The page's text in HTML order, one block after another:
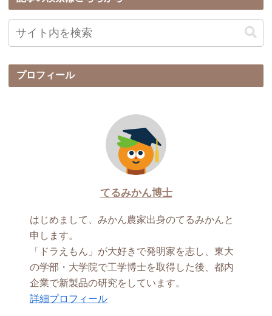
プロフィール
てるみかん博士
はじめまして、みかん農家出身のてるみかんと
申します。
「ドラえもん」が大好きで発明家を志し、東大
の学部・大学院で工学博士を取得した後、都内
企業で新製品の研究をしています。
詳細プロフィール